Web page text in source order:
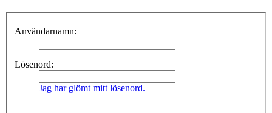
Användarnamn:
Lösenord:
Jag har glömt mitt lösenord.